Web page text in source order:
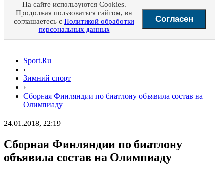
На сайте используются Cookies.
Продолжая пользоваться сайтом, вы
соглашаетесь с Политикой обработки
персональных данных
Согласен
Sport.Ru
›
Зимний спорт
›
Сборная Финляндии по биатлону объявила состав на
Олимпиаду
24.01.2018, 22:19
Сборная Финляндии по биатлону
объявила состав на Олимпиаду